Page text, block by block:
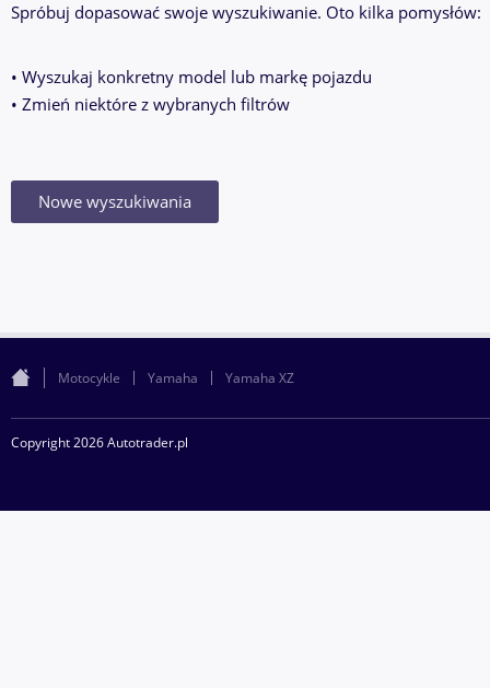
Spróbuj dopasować swoje wyszukiwanie. Oto kilka pomysłów:
• Wyszukaj konkretny model lub markę pojazdu
• Zmień niektóre z wybranych filtrów
Nowe wyszukiwania
Motocykle Yamaha Yamaha XZ
Copyright 2026 Autotrader.pl